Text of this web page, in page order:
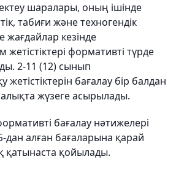
шаралары, оның ішінде
табиғи және техногендік
жағдайлар кезінде
формативті түрде
2-11 (12) сынып
бағалау бір балдан
жүзеге асырылады.
бағалау нәтижелері
алған бағаларына қарай
қатынаста қойылады.